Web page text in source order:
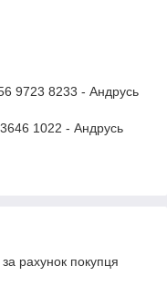
9723 8233 - Андрусь
1022 - Андрусь
рахунок покупця